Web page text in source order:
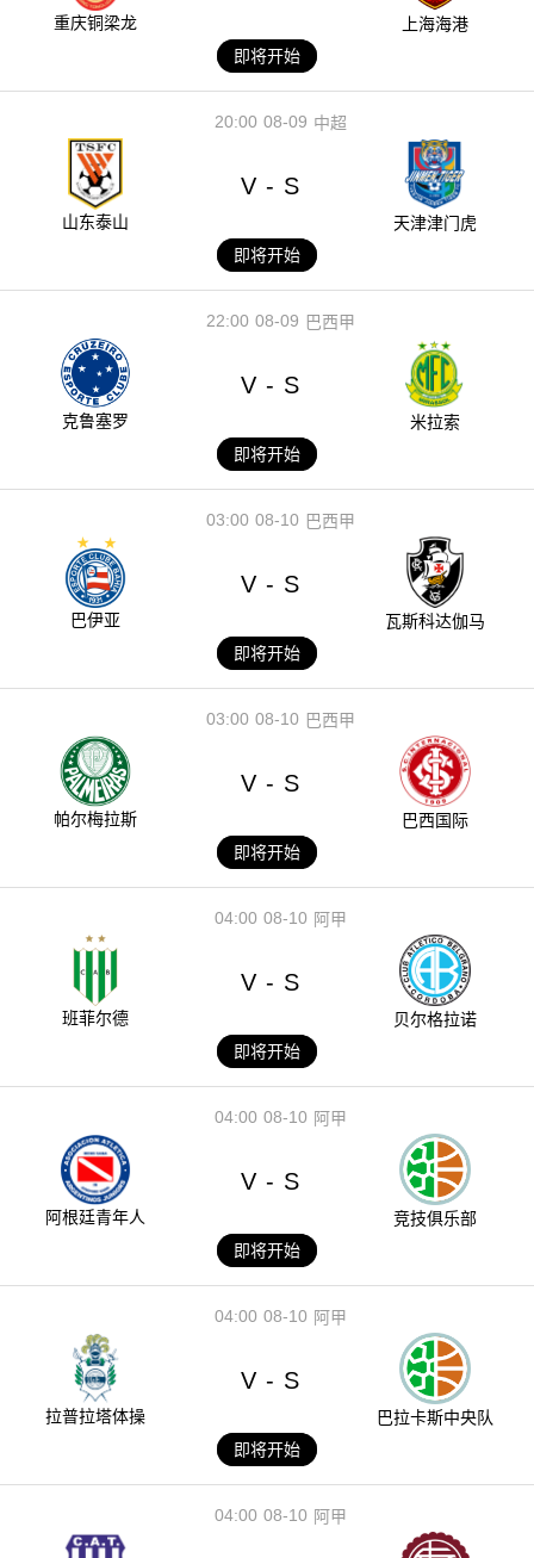
重庆铜梁龙
上海海港
即将开始
08-09
20:00 中超
山东泰山
V - S
天津津门虎
即将开始
08-09
22:00 巴西甲
克鲁塞罗
V - S
米拉索
即将开始
08-10
03:00 巴西甲
巴伊亚
V - S
瓦斯科达伽马
即将开始
08-10
03:00 巴西甲
帕尔梅拉斯
V - S
巴西国际
即将开始
08-10
04:00 阿甲
班菲尔德
V - S
贝尔格拉诺
即将开始
08-10
04:00 阿甲
阿根廷青年人
V - S
竞技俱乐部
即将开始
08-10
04:00 阿甲
拉普拉塔体操
V - S
巴拉卡斯中央队
即将开始
08-10
04:00 阿甲